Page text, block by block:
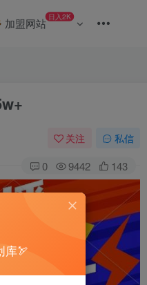
加盟网站 日入2K
关注 私信
0 9442 143
库🏹